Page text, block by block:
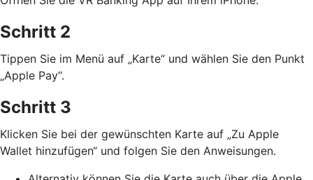
Schritt 2
Tippen Sie im Menü auf „Karte“ und wählen Sie den Punkt
„Apple Pay“.
Schritt 3
Klicken Sie bei der gewünschten Karte auf „Zu Apple
Wallet hinzufügen“ und folgen Sie den Anweisungen.